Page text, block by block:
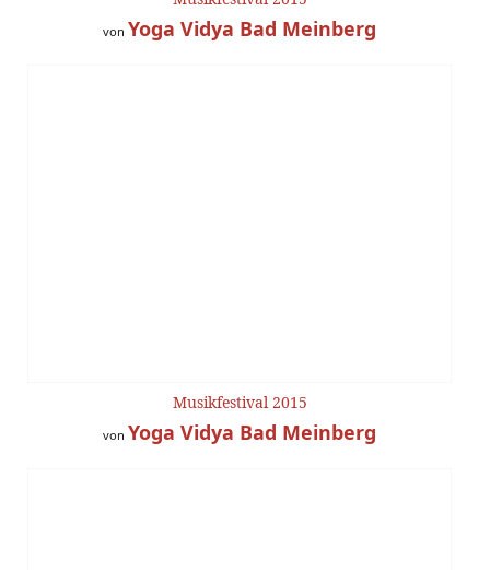
von Yoga Vidya Bad Meinberg
Musikfestival 2015
von Yoga Vidya Bad Meinberg